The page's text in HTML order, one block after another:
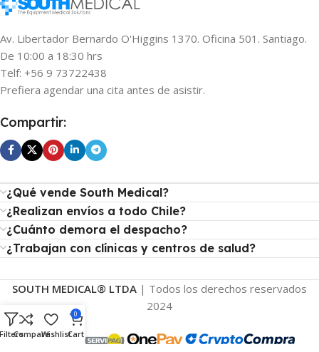
Av. Libertador Bernardo O'Higgins 1370. Oficina 501. Santiago.
De 10:00 a 18:30 hrs
Telf: +56 9 73722438
Prefiera agendar una cita antes de asistir.
Compartir:
¿Qué vende South Medical?
¿Realizan envíos a todo Chile?
¿Cuánto demora el despacho?
¿Trabajan con clínicas y centros de salud?
SOUTH MEDICAL® LTDA | Todos los derechos reservados
2024
CompareWishlist
0
Cart